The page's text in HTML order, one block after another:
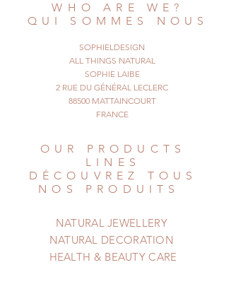
simply with round slices
of natural cork.
© All Things Natural
January 18, 2025. All rights reserved
WHO ARE WE?
QUI SOMMES NOUS
SOPHIELDESIGN
ALL THINGS NATURAL
SOPHIE LAIBE
2 RUE DU GÉNÉRAL LECLERC
88500 MATTAINCOURT
FRANCE
OUR PRODUCTS
LINES
DÉCOUVREZ TOUS
NOS PRODUITS
NATURAL JEWELLERY
NATURAL DECORATION
HEALTH & BEAUTY CARE